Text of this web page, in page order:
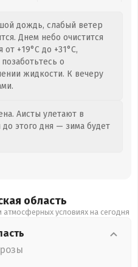
дождь, слабый ветер
Днем небо очистится
+19°C до +31°C,
о
жидкости. К вечеру
Аисты улетают в
этого дня — зима будет
область
условиях на сегодня